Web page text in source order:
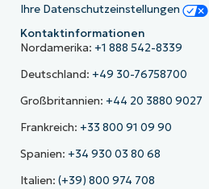
Ihre Datenschutzeinstellungen
Kontaktinformationen
Nordamerika: +1 888 542-8339
Deutschland: +49 30-76758700
Großbritannien: +44 20 3880 9027
Frankreich: +33 800 91 09 90
Spanien: +34 930 03 80 68
Italien: (+39) 800 974 708